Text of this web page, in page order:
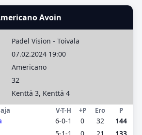
Avoin
Padel Vision - Toivala
07.02.2024 19:00
Americano
32
Kenttä 3, Kenttä 4
V-T-H +P Ero P
6-0-1 0 32
144